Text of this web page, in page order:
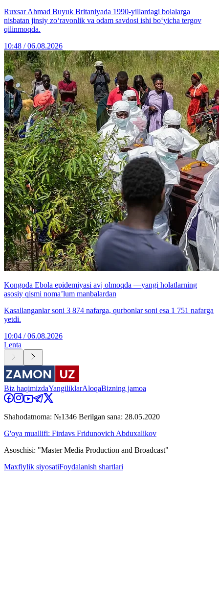
Ruxsar Ahmad Buyuk Britaniyada 1990-yillardagi bolalarga
nisbatan jinsiy zo‘ravonlik va odam savdosi ishi bo‘yicha tergov
qilinmoqda.
10:48 / 06.08.2026
Kongoda Ebola epidemiyasi avj olmoqda —yangi holatlarning
asosiy qismi noma’lum manbalardan
Kasallanganlar soni 3 874 nafarga, qurbonlar soni esa 1 751 nafarga
yetdi.
10:04 / 06.08.2026
Lenta
Biz haqimizdaYangiliklarAloqaBizning jamoa
Shahodatnoma: №1346 Berilgan sana: 28.05.2020
G'oya muallifi: Firdavs Fridunovich Abduxalikov
Asoschisi: "Master Media Production and Broadcast"
Maxfiylik siyosatiFoydalanish shartlari